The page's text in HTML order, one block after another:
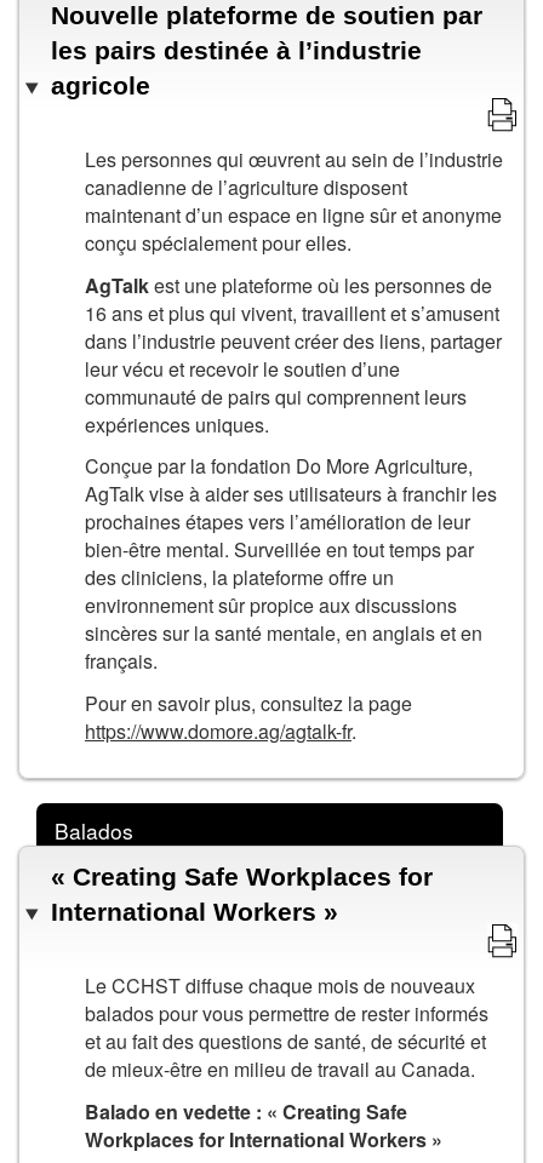
Nouvelle plateforme de soutien par
les pairs destinée à l’industrie
agricole
Les personnes qui œuvrent au sein de l’industrie
canadienne de l’agriculture disposent
maintenant d’un espace en ligne sûr et anonyme
conçu spécialement pour elles.
AgTalkest une plateforme où les personnes de
16 ans et plus qui vivent, travaillent et s’amusent
dans l’industrie peuvent créer des liens, partager
leur vécu et recevoir le soutien d’une
communauté de pairs qui comprennent leurs
expériences uniques.
Conçue par la fondation Do More Agriculture,
AgTalk vise à aider ses utilisateurs à franchir les
prochaines étapes vers l’amélioration de leur
bien-être mental. Surveillée en tout temps par
des cliniciens, la plateforme offre un
environnement sûr propice aux discussions
sincères sur la santé mentale, en anglais et en
français.
Pour en savoir plus, consultez la page
https://www.domore.ag/agtalk-fr.
Balados
« Creating Safe Workplaces for
International Workers »
Le CCHST diffuse chaque mois de nouveaux
balados pour vous permettre de rester informés
et au fait des questions de santé, de sécurité et
de mieux-être en milieu de travail au Canada.
Balado en vedette : « Creating Safe
Workplaces for International Workers »